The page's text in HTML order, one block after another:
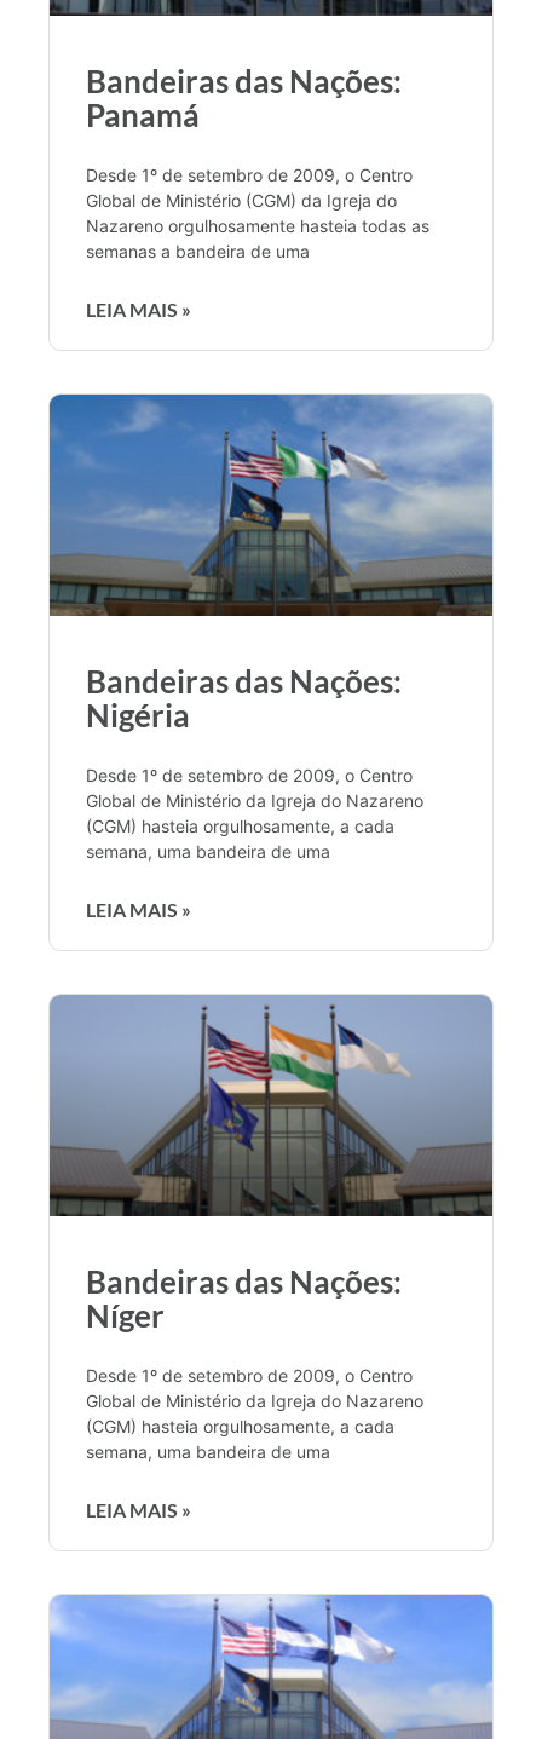
Bandeiras das Nações:
Panamá
Desde 1º de setembro de 2009, o Centro
Global de Ministério (CGM) da Igreja do
Nazareno orgulhosamente hasteia todas as
semanas a bandeira de uma
LEIA MAIS »
Bandeiras das Nações:
Nigéria
Desde 1º de setembro de 2009, o Centro
Global de Ministério da Igreja do Nazareno
(CGM) hasteia orgulhosamente, a cada
semana, uma bandeira de uma
LEIA MAIS »
Bandeiras das Nações:
Níger
Desde 1º de setembro de 2009, o Centro
Global de Ministério da Igreja do Nazareno
(CGM) hasteia orgulhosamente, a cada
semana, uma bandeira de uma
LEIA MAIS »